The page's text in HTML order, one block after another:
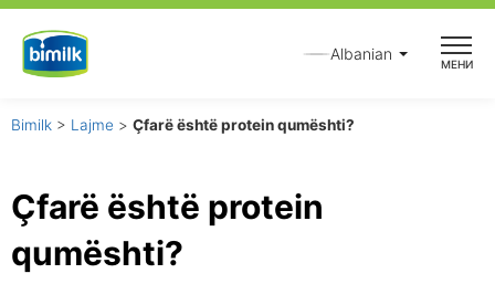
Skip
content
Albanian
МЕНИ
Bimilk > Lajme > Çfarë është protein qumështi?
Çfarë është protein
qumështi?